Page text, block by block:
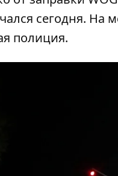
сегодня. На
полиция.